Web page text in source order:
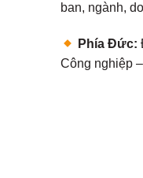
ban, ngành,
Phía Đức:
Công nghiệp